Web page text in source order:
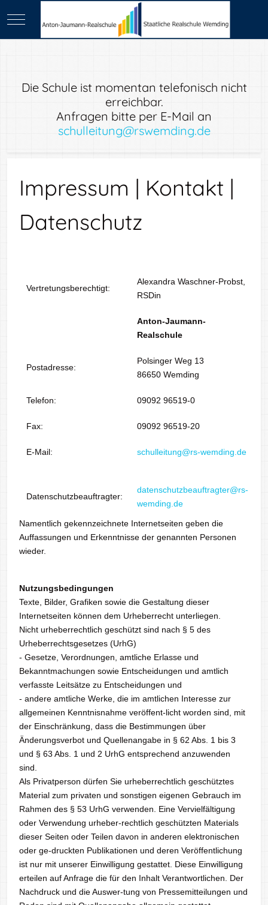
Mobile Menu Toggle
Die Schule ist momentan telefonisch nicht
erreichbar.
Anfragen bitte per E-Mail an
schulleitung@rswemding.de
Impressum | Kontakt |
Datenschutz
Vertretungsberechtigt:
Alexandra Waschner-Probst,
RSDin
Anton-Jaumann-
Realschule
Postadresse:
Polsinger Weg 13
86650 Wemding
Telefon: 09092 96519-0
Fax: 09092 96519-20
E-Mail: schulleitung@rs-wemding.de
Datenschutzbeauftragter:
datenschutzbeauftragter@rs-
wemding.de
Namentlich gekennzeichnete Internetseiten geben die
Auffassungen und Erkenntnisse der genannten Personen
wieder.
Nutzungsbedingungen
Texte, Bilder, Grafiken sowie die Gestaltung dieser
Internetseiten können dem Urheberrecht unterliegen.
Nicht urheberrechtlich geschützt sind nach § 5 des
Urheberrechtsgesetzes (UrhG)
- Gesetze, Verordnungen, amtliche Erlasse und
Bekanntmachungen sowie Entscheidungen und amtlich
verfasste Leitsätze zu Entscheidungen und
- andere amtliche Werke, die im amtlichen Interesse zur
allgemeinen Kenntnisnahme veröffent-licht worden sind, mit
der Einschränkung, dass die Bestimmungen über
Änderungsverbot und Quellenangabe in § 62 Abs. 1 bis 3
und § 63 Abs. 1 und 2 UrhG entsprechend anzuwenden
sind.
Als Privatperson dürfen Sie urheberrechtlich geschütztes
Material zum privaten und sonstigen eigenen Gebrauch im
Rahmen des § 53 UrhG verwenden. Eine Vervielfältigung
oder Verwendung urheber-rechtlich geschützten Materials
dieser Seiten oder Teilen davon in anderen elektronischen
oder ge-druckten Publikationen und deren Veröffentlichung
ist nur mit unserer Einwilligung gestattet. Diese Einwilligung
erteilen auf Anfrage die für den Inhalt Verantwortlichen. Der
Nachdruck und die Auswer-tung von Pressemitteilungen und